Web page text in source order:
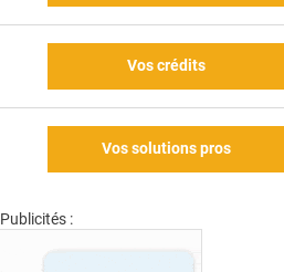
Vos crédits
Vos solutions pros
Publicités :